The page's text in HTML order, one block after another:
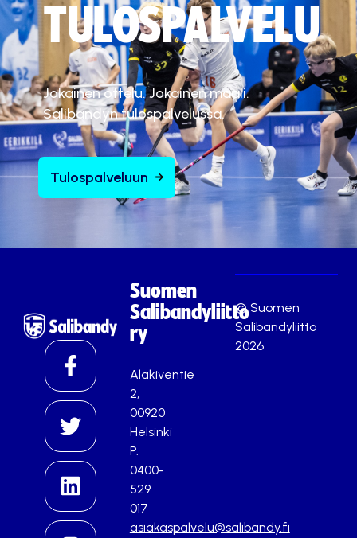
TULOSPALVELU
Jokainen ottelu. Jokainen maali.
Salibandyn tulospalvelussa.
Tulospalveluun
Suomen
Salibandyliitto
ry
Alakiventie
2,
00920
Helsinki
P.
0400-
529
017
asiakaspalvelu@salibandy.fi
© Suomen
Salibandyliitto
2026